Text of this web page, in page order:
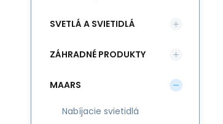
SVETLÁ A SVIETIDLÁ
ZÁHRADNÉ PRODUKTY
MAARS
Nabíjacie svietidlá